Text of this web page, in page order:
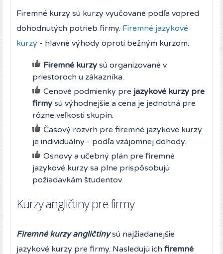
Firemné kurzy sú kurzy vyučované podľa vopred
dohodnutých potrieb firmy. Firemné jazykové
kurzy - hlavné výhody oproti bežným kurzom:
Firemné kurzy sú organizované v
priestoroch u zákazníka.
Cenové podmienky pre jazykové kurzy pre
firmy sú výhodnejšie a cena je jednotná pre
rôzne veľkosti skupín.
Časový rozvrh pre firemné jazykové kurzy
je individuálny - podľa vzájomnej dohody.
Osnovy a učebný plán pre firemné
jazykové kurzy sa plne prispôsobujú
požiadavkám študentov.
Kurzy angličtiny pre firmy
Firemné kurzy angličtinysú najžiadanejšie
jazykové kurzy pre firmy. Nasledujú ich firemné